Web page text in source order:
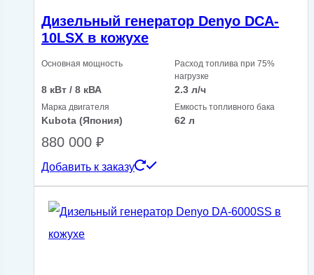
Дизельный генератор Denyo DCA-
10LSX в кожухе
Основная мощность
8 кВт / 8 кВА
Расход топлива при 75%
нагрузке
2.3 л/ч
Марка двигателя
Kubota (Япония)
Емкость топливного бака
62 л
880 000 ₽
Добавить к заказу